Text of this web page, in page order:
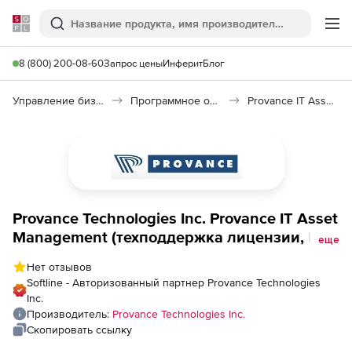
Softline
Поиск
8 (800) 200-08-60Запрос ценыИнферитБлог
Управление бизнесом, CRM/ERP Программное обеспечение для ведения дел Provance IT Asset Management
Provance Technologies Inc. Provance IT Asset
Management (техподдержка лицензии, Per
Annual Support (Per 50 SML PKG - Price Band
3,000+)
еще
Нет отзывов
Softline - Авторизованный партнер Provance Technologies
Inc.
Производитель: Provance Technologies Inc.
Скопировать ссылку